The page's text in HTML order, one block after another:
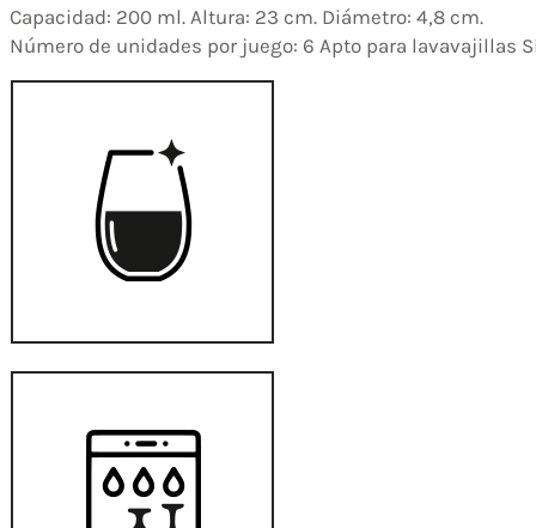
Capacidad: 200 ml. Altura: 23 cm. Diámetro: 4,8 cm.
Número de unidades por juego: 6 Apto para lavavajillas